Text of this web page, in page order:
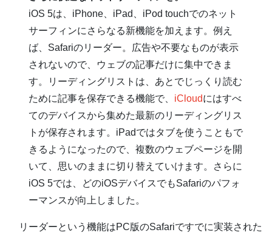
iOS 5は、iPhone、iPad、iPod touchでのネット
サーフィンにさらなる新機能を加えます。例え
ば、Safariのリーダー。広告や不要なものが表示
されないので、ウェブの記事だけに集中できま
す。リーディングリストは、あとでじっくり読む
ために記事を保存できる機能で、 iCloudにはすべ
てのデバイスから集めた最新のリーディングリス
トが保存されます。iPadではタブを使うこともで
きるようになったので、複数のウェブページを開
いて、思いのままに切り替えていけます。さらに
iOS 5では、どのiOSデバイスでもSafariのパフォ
ーマンスが向上しました。
リーダーという機能はPC版のSafariですでに実装された